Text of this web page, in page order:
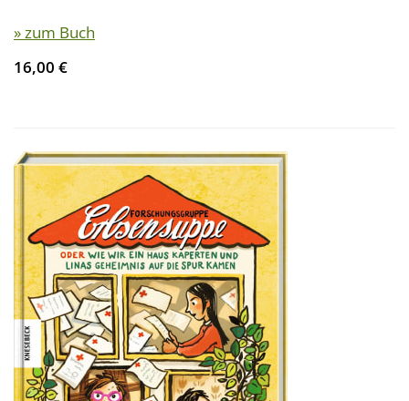
» zum Buch
16,00 €